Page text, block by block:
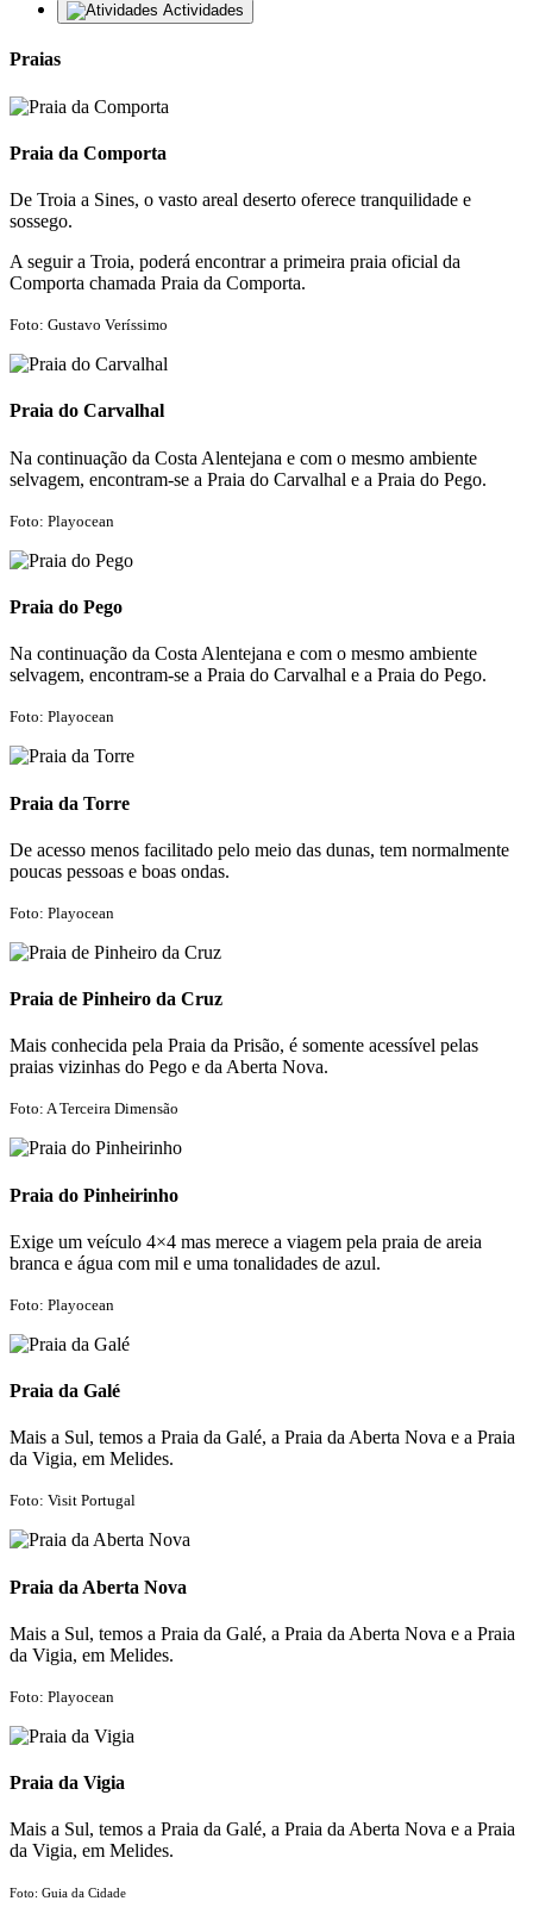
Actividades
Praias
Praia da Comporta
De Troia a Sines, o vasto areal deserto oferece tranquilidade e
sossego.
A seguir a Troia, poderá encontrar a primeira praia oficial da
Comporta chamada Praia da Comporta.
Foto: Gustavo Veríssimo
Praia do Carvalhal
Na continuação da Costa Alentejana e com o mesmo ambiente
selvagem, encontram-se a Praia do Carvalhal e a Praia do Pego.
Foto: Playocean
Praia do Pego
Na continuação da Costa Alentejana e com o mesmo ambiente
selvagem, encontram-se a Praia do Carvalhal e a Praia do Pego.
Foto: Playocean
Praia da Torre
De acesso menos facilitado pelo meio das dunas, tem normalmente
poucas pessoas e boas ondas.
Foto: Playocean
Praia de Pinheiro da Cruz
Mais conhecida pela Praia da Prisão, é somente acessível pelas
praias vizinhas do Pego e da Aberta Nova.
Foto: A Terceira Dimensão
Praia do Pinheirinho
Exige um veículo 4×4 mas merece a viagem pela praia de areia
branca e água com mil e uma tonalidades de azul.
Foto: Playocean
Praia da Galé
Mais a Sul, temos a Praia da Galé, a Praia da Aberta Nova e a Praia
da Vigia, em Melides.
Foto: Visit Portugal
Praia da Aberta Nova
Mais a Sul, temos a Praia da Galé, a Praia da Aberta Nova e a Praia
da Vigia, em Melides.
Foto: Playocean
Praia da Vigia
Mais a Sul, temos a Praia da Galé, a Praia da Aberta Nova e a Praia
da Vigia, em Melides.
Foto: Guia da Cidade